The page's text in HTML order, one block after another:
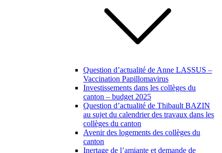
Question d’actualité de Anne LASSUS –
Vaccination Papillomavirus
Investissements dans les collèges du
canton – budget 2025
Question d’actualité de Thibault BAZIN
au sujet du calendrier des travaux dans les
collèges du canton
Avenir des logements des collèges du
canton
Inertage de l’amiante et demande de